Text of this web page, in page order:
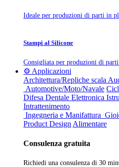
Ideale per produzioni di parti in
Stampi al Silicone
Consigliata per produzioni di parti
⚙️ Applicazioni
Architettura/Repliche scala
Automotive/Moto/Navale
Difesa Dentale Elettronica
Intrattenimento
Ingegneria e Manifattura
Product Design Alimentare
Consulenza gratuita
Richiedi una consulenza di 30